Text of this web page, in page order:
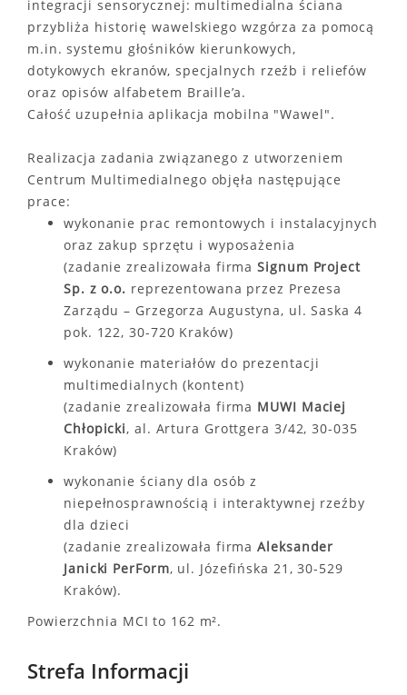
integracji sensorycznej: multimedialna ściana
przybliża historię wawelskiego wzgórza za pomocą
m.in. systemu głośników kierunkowych,
dotykowych ekranów, specjalnych rzeźb i reliefów
oraz opisów alfabetem Braille’a.
Całość uzupełnia aplikacja mobilna "Wawel".
Realizacja zadania związanego z utworzeniem
Centrum Multimedialnego objęła następujące
prace:
wykonanie prac remontowych i instalacyjnych
oraz zakup sprzętu i wyposażenia
(zadanie zrealizowała firmaSignum Project
Sp. z o.o. reprezentowana przez Prezesa
Zarządu – Grzegorza Augustyna, ul. Saska 4
pok. 122, 30-720 Kraków)
wykonanie materiałów do prezentacji
multimedialnych (kontent)
(zadanie zrealizowała firma MUWI Maciej
Chłopicki, al. Artura Grottgera 3/42, 30-035
Kraków)
wykonanie ściany dla osób z
niepełnosprawnością i interaktywnej rzeźby
dla dzieci
(zadanie zrealizowała firmaAleksander
Janicki PerForm, ul. Józefińska 21, 30-529
Kraków).
Powierzchnia MCI to 162 m².
Strefa Informacji